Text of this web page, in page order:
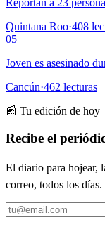
Reportan a 23
Quintana Roo·408
05
Joven es asesinado
Cancún·462 lecturas
📰 Tu edición de hoy
Recibe el
El diario para hojear,
correo, todos los